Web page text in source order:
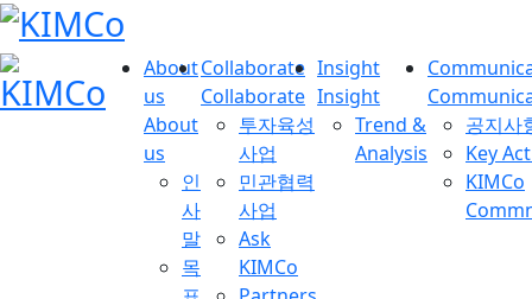
About
us
About
us
인
사
말
목
Collaborate
Collaborate
투자육성
사업
민관협력
사업
Ask
KIMCo
Insight
Insight
Trend &
Analysis
공지사
Key
KIMCo